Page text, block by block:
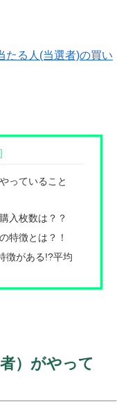
たる人(当選者)の買い
っていること
入枚数は？？
特徴とは？！
徴がある!?平均
）がやって